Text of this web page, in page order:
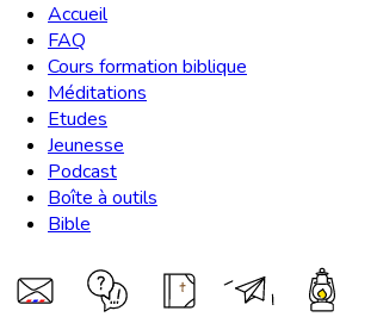
Accueil
FAQ
Cours formation biblique
Méditations
Etudes
Jeunesse
Podcast
Boîte à outils
Bible